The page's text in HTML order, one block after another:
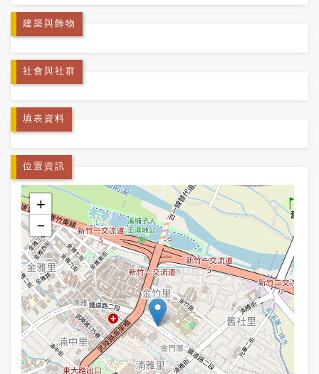
建築與飾物
社會與社群
填表資料
位置資訊
+
−